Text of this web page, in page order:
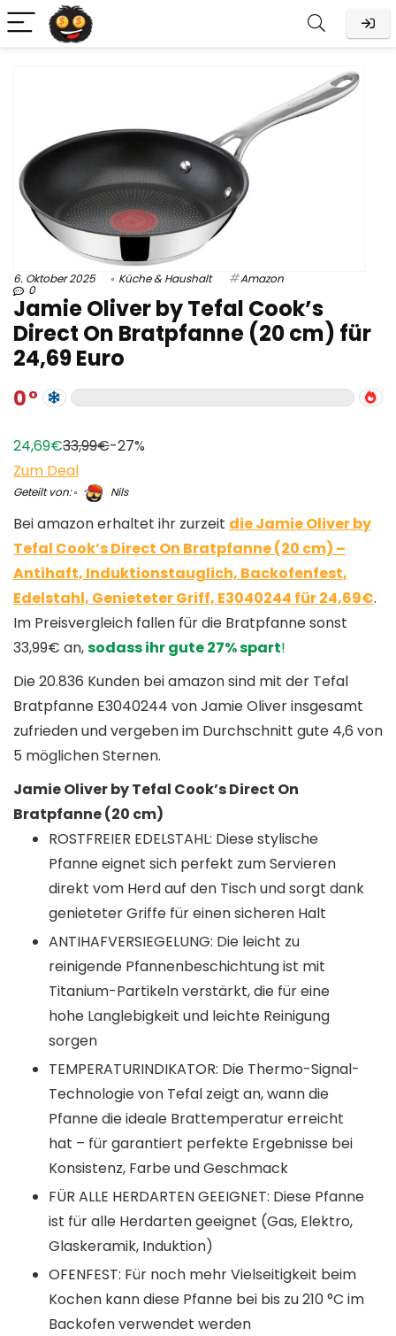
6. Oktober 2025 Küche & Haushalt Amazon
0
Jamie Oliver by Tefal Cook’s
Direct On Bratpfanne (20 cm) für
24,69 Euro
0
24,69€33,99€-27%
Zum Deal
Geteilt von: Nils
Bei amazon erhaltet ihr zurzeit die Jamie Oliver by
Tefal Cook’s Direct On Bratpfanne (20 cm) –
Antihaft, Induktionstauglich, Backofenfest,
Edelstahl, Genieteter Griff, E3040244 für 24,69€.
Im Preisvergleich fallen für die Bratpfanne sonst
33,99€ an,sodass ihr gute 27% spart!
Die 20.836 Kunden bei amazon sind mit der Tefal
Bratpfanne E3040244 von Jamie Oliver insgesamt
zufrieden und vergeben im Durchschnitt gute 4,6 von
5 möglichen Sternen.
Jamie Oliver by Tefal Cook’s Direct On
Bratpfanne (20 cm)
ROSTFREIER EDELSTAHL: Diese stylische
Pfanne eignet sich perfekt zum Servieren
direkt vom Herd auf den Tisch und sorgt dank
genieteter Griffe für einen sicheren Halt
ANTIHAFVERSIEGELUNG: Die leicht zu
reinigende Pfannenbeschichtung ist mit
Titanium-Partikeln verstärkt, die für eine
hohe Langlebigkeit und leichte Reinigung
sorgen
TEMPERATURINDIKATOR: Die Thermo-Signal-
Technologie von Tefal zeigt an, wann die
Pfanne die ideale Brattemperatur erreicht
hat – für garantiert perfekte Ergebnisse bei
Konsistenz, Farbe und Geschmack
FÜR ALLE HERDARTEN GEEIGNET: Diese Pfanne
ist für alle Herdarten geeignet (Gas, Elektro,
Glaskeramik, Induktion)
OFENFEST: Für noch mehr Vielseitigkeit beim
Kochen kann diese Pfanne bei bis zu 210 °C im
Backofen verwendet werden